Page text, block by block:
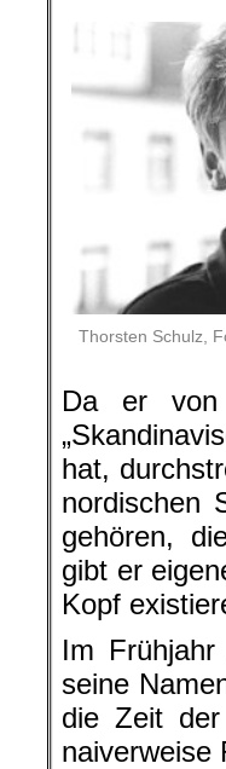
Thorsten Schulz,
Da er von
hat,
nordischen
gehören,
gibt er
Kopf
Im
seine
die Zeit
naiverweise